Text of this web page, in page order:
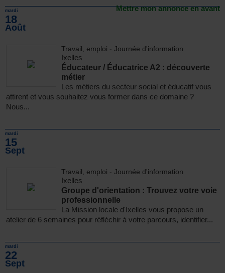
Mettre mon annonce en avant
mardi
18
Août
Travail, emploi - Journée d'information
Ixelles
Éducateur / Éducatrice A2 : découverte
métier
Les métiers du secteur social et éducatif vous
attirent et vous souhaitez vous former dans ce domaine ?
Nous...
mardi
15
Sept
Travail, emploi - Journée d'information
Ixelles
Groupe d'orientation : Trouvez votre voie
professionnelle
La Mission locale d'Ixelles vous propose un
atelier de 6 semaines pour réfléchir à votre parcours, identifier...
mardi
22
Sept